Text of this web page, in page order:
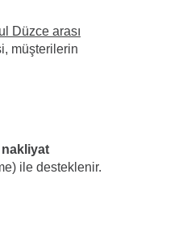
Düzce arası
müşterilerin
nakliyat
ile desteklenir.